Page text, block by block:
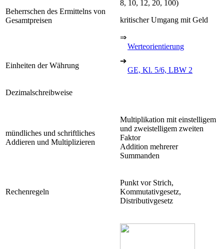
Beherrschen des Ermittelns von
Gesamtpreisen
8, 10, 12, 20, 100)
kritischer Umgang mit Geld
⇒
Werteorientierung
Einheiten der Währung
➔
GE, Kl. 5/6, LBW 2
Dezimalschreibweise
mündliches und schriftliches
Addieren und Multiplizieren
Multiplikation mit einstelligem
und zweistelligem zweiten
Faktor
Addition mehrerer
Summanden
Rechenregeln
Punkt vor Strich,
Kommutativgesetz,
Distributivgesetz